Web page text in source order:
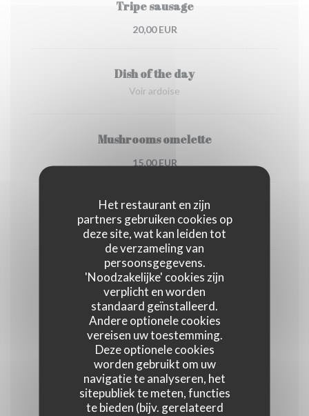
Het restaurant en zijn
partners gebruiken cookies op
deze site, wat kan leiden tot
de verzameling van
persoonsgegevens.
'Noodzakelijke' cookies zijn
verplicht en worden
standaard geïnstalleerd.
Andere optionele cookies
vereisen uw toestemming.
Deze optionele cookies
worden gebruikt om uw
navigatie te analyseren, het
sitepubliek te meten, functies
te bieden (bijv. gerelateerd
Tripe sausage
20,00 EUR
Dish of the day
Voir ardoise
Mushrooms omelette
15,00 EUR
Sauted mushrooms
10,00 EUR
Sauted potatoes, vegetables or salad
supplement
4,00 EUR
Cheese
Bleu